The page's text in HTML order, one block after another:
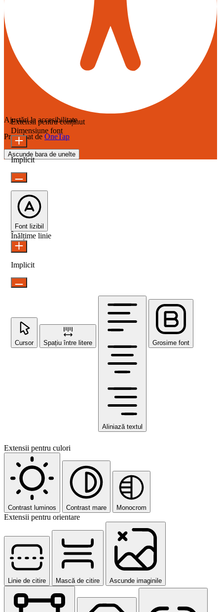
Ajustări la accesibilitate
Propulsat de OneTap
Ascunde bara de unelte
Extensii pentru conținut
Dimensiune font
Implicit
Font lizibil
Înălțime linie
Implicit
Cursor Spațiu între litere
Aliniază textul
Grosime font
Extensii pentru culori
Contrast luminos Contrast mare Monocrom
Extensii pentru orientare
Linie de citire Mască de citire Ascunde imaginile